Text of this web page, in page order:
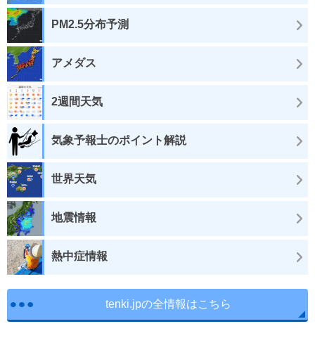
PM2.5分布予測
アメダス
2週間天気
気象予報士のポイント解説
世界天気
地震情報
熱中症情報
tenki.jpの全情報はこちら